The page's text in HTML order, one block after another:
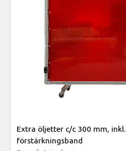
Extra öljetter c/c 300 mm,
förstärkningsband